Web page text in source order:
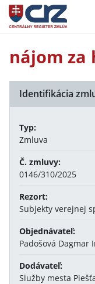
nájom za
Identifikácia
Typ:
Zmluva
Č. zmluvy:
0146/310/2025
Rezort:
Subjekty verejnej
Objednávateľ:
Padošová Dagmar
Dodávateľ:
Služby mesta